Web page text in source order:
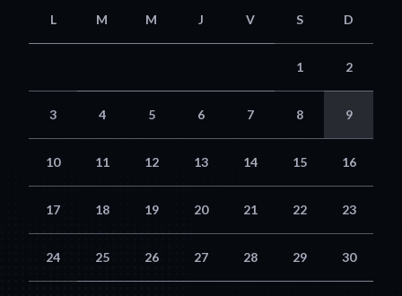
L M M J V S D
1 2
3 4 5 6 7 8 9
10 11 12 13 14 15 16
17 18 19 20 21 22 23
24 25 26 27 28 29 30